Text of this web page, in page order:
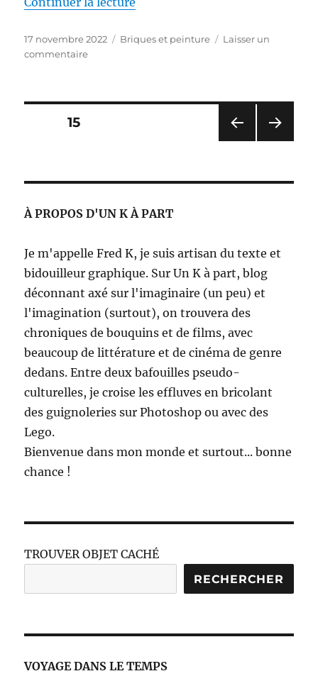
Publié
le
17 novembre 2022 Catégories
Briques et peinture
Laisser un
commentairesur
Pagination
publications
CÉD
PAGE15
ANT
À PROPOS D'UN K À PART
Je m'appelle Fred K, je suis artisan du texte et
bidouilleur graphique. Sur Un K à part, blog
déconnant axé sur l'imaginaire (un peu) et
l'imagination (surtout), on trouvera des
chroniques de bouquins et de films, avec
beaucoup de littérature et de cinéma de genre
dedans. Entre deux bafouilles pseudo-
culturelles, je croise les effluves en bricolant
des guignoleries sur Photoshop ou avec des
Lego.
Bienvenue dans mon monde et surtout... bonne
chance !
TROUVER OBJET CACHÉ
RECHERCHER
VOYAGE DANS LE TEMPS